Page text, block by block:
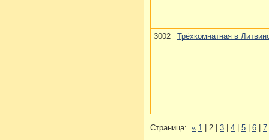
3002 Трёхкомнатная в
Страница: « 1 | 2 | 3 4 5 6 7